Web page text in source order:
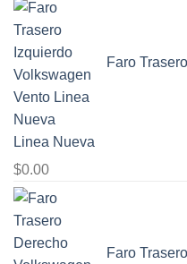
Faro
Linea Nueva
$0.00
Faro